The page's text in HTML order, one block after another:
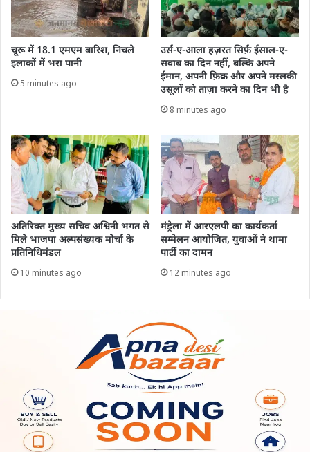
चूरू में 18.1 एमएम बारिश, निचले
इलाकों में भरा पानी
5 minutes ago
उर्स-ए-आला हज़रत सिर्फ़ ईसाल-ए-
सवाब का दिन नहीं, बल्कि अपने
ईमान, अपनी फ़िक्र और अपने मस्लकी
उसूलों को ताज़ा करने का दिन भी है
8 minutes ago
अतिरिक्त मुख्य सचिव अश्विनी भगत से
मिले भाजपा अल्पसंख्यक मोर्चा के
प्रतिनिधिमंडल
10 minutes ago
मंड्रेला में आरएलपी का कार्यकर्ता
सम्मेलन आयोजित, युवाओं ने थामा
पार्टी का दामन
12 minutes ago